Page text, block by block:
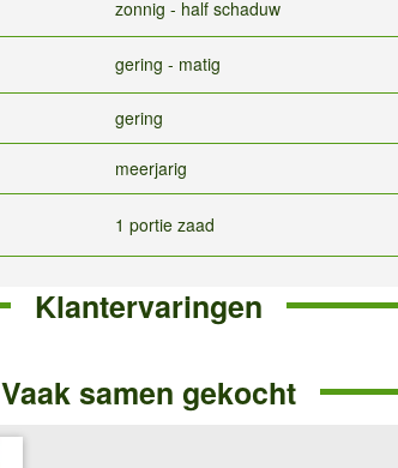
zonnig - half schaduw
gering - matig
gering
meerjarig
1 portie zaad
Klantervaringen
Vaak samen gekocht